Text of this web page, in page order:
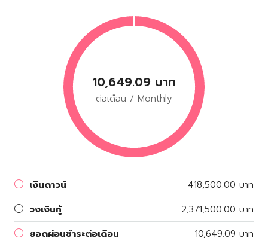
10,649.09 บาท
ต่อเดือน / Monthly
เงินดาวน์
418,500.00 บาท
วงเงินกู้
2,371,500.00 บาท
ยอดผ่อนชำระต่อเดือน
10,649.09 บาท